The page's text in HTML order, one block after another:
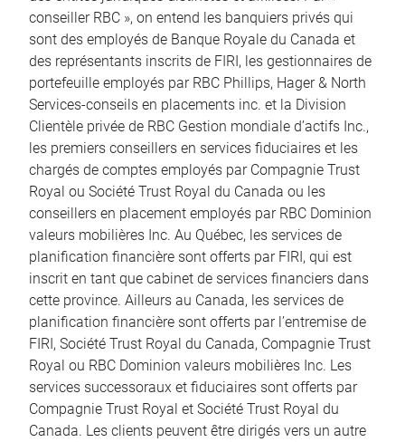
conseiller RBC », on entend les banquiers privés qui
sont des employés de Banque Royale du Canada et
des représentants inscrits de FIRI, les gestionnaires de
portefeuille employés par RBC Phillips, Hager & North
Services-conseils en placements inc. et la Division
Clientèle privée de RBC Gestion mondiale d’actifs Inc.,
les premiers conseillers en services fiduciaires et les
chargés de comptes employés par Compagnie Trust
Royal ou Société Trust Royal du Canada ou les
conseillers en placement employés par RBC Dominion
valeurs mobilières Inc. Au Québec, les services de
planification financière sont offerts par FIRI, qui est
inscrit en tant que cabinet de services financiers dans
cette province. Ailleurs au Canada, les services de
planification financière sont offerts par l’entremise de
FIRI, Société Trust Royal du Canada, Compagnie Trust
Royal ou RBC Dominion valeurs mobilières Inc. Les
services successoraux et fiduciaires sont offerts par
Compagnie Trust Royal et Société Trust Royal du
Canada. Les clients peuvent être dirigés vers un autre